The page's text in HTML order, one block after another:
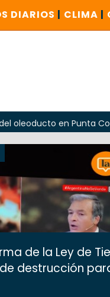
DIARIOS | CLIMA |
en Punta Colorada
de la Ley de
destrucción